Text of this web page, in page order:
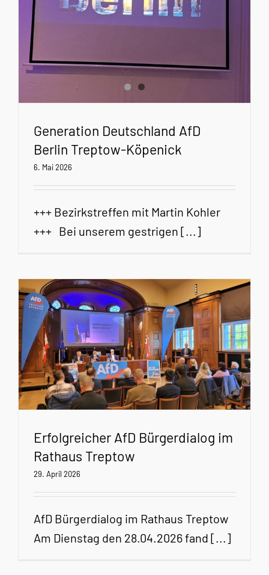
Generation Deutschland AfD
Berlin Treptow-Köpenick
6. Mai 2026
+++ Bezirkstreffen mit Martin Kohler
+++ Bei unserem gestrigen [...]
Erfolgreicher AfD Bürgerdialog im
Rathaus Treptow
29. April 2026
AfD Bürgerdialog im Rathaus Treptow
Am Dienstag den 28.04.2026 fand [...]